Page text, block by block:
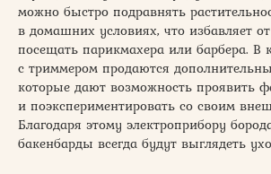
можно быстро подравнять
в домашних условиях, что избавляет
посещать парикмахера или барбера. В
с триммером продаются
которые дают возможность проявить
и поэкспериментировать со своим
Благодаря этому электроприбору
бакенбарды всегда будут выглядеть